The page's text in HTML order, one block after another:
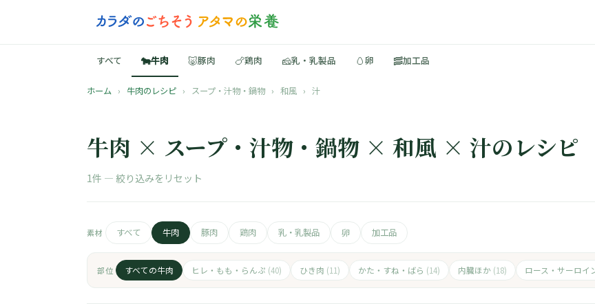
すべて 🐄牛肉 🐷豚肉 🍗鶏肉 🧀乳・乳製品 🥚卵 🥓加工品
ホーム › 牛肉のレシピ › スープ・汁物・鍋物 › 和風 › 汁
牛肉 × スープ・汁物・鍋物 × 和風 × 汁のレシピ
1件 — 絞り込みをリセット
素材 すべて 牛肉 豚肉 鶏肉 乳・乳製品 卵 加工品
部位 すべての牛肉 ヒレ・もも・らんぷ (40) ひき肉 (11) かた・すね・ばら (14) 内臓ほか (18) ロース・サーロイ